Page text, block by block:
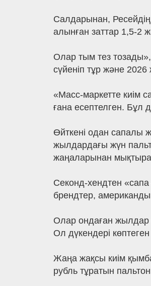
Салдарынан,
алынған заттар 1,5-2
Олар тым тез
сүйеніп тұр және
«Масс-маркетте киім
ғана есептелген. Бұл
Өйткені одан сапалы
жылдардағы жүн
жаңаларынан
Секонд-хендтен
брендтер,
Олар ондаған жылдар
Ол дүкендері
Жаңа жақсы киім
рубль тұратын